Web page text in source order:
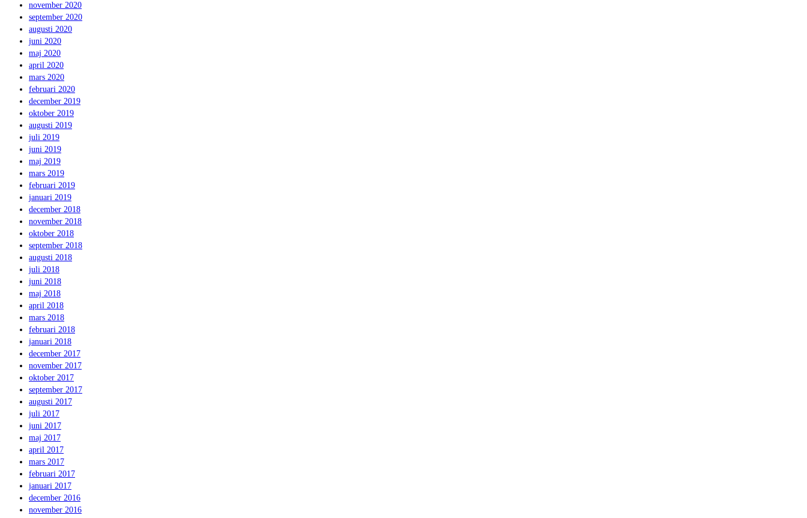
november 2020
september 2020
augusti 2020
juni 2020
maj 2020
april 2020
mars 2020
februari 2020
december 2019
oktober 2019
augusti 2019
juli 2019
juni 2019
maj 2019
mars 2019
februari 2019
januari 2019
december 2018
november 2018
oktober 2018
september 2018
augusti 2018
juli 2018
juni 2018
maj 2018
april 2018
mars 2018
februari 2018
januari 2018
december 2017
november 2017
oktober 2017
september 2017
augusti 2017
juli 2017
juni 2017
maj 2017
april 2017
mars 2017
februari 2017
januari 2017
december 2016
november 2016